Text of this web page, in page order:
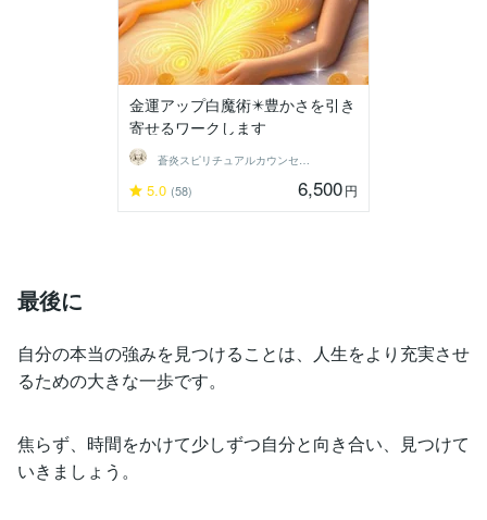
金運アップ白魔術✴️豊かさを引き
寄せるワークします
蒼炎スピリチュアルカウンセラー
5.0 (58) 6,500円
最後に
自分の本当の強みを見つけることは、人生をより充実させ
るための大きな一歩です。
焦らず、時間をかけて少しずつ自分と向き合い、見つけて
いきましょう。